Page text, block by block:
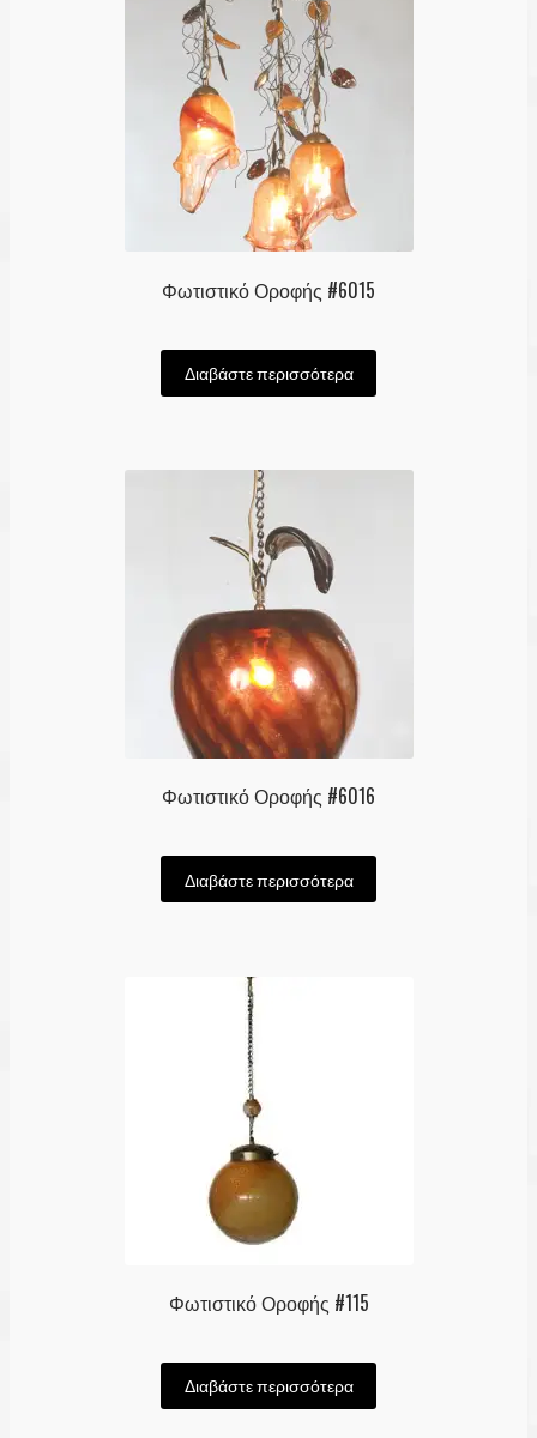
Φωτιστικό Οροφής #6015
Διαβάστε περισσότερα
Φωτιστικό Οροφής #6016
Διαβάστε περισσότερα
Φωτιστικό Οροφής #115
Διαβάστε περισσότερα